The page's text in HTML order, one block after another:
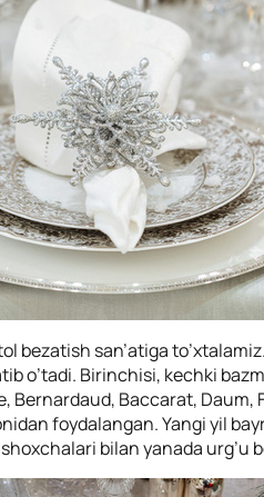
bezatish san’atiga
o’tadi. Birinchisi, kechki
Baccarat, Daum,
foydalangan. Yangi yil
bilan yanada urg’u